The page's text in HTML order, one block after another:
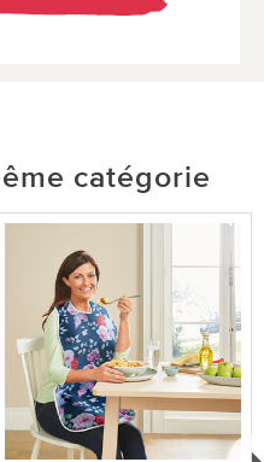
catégorie